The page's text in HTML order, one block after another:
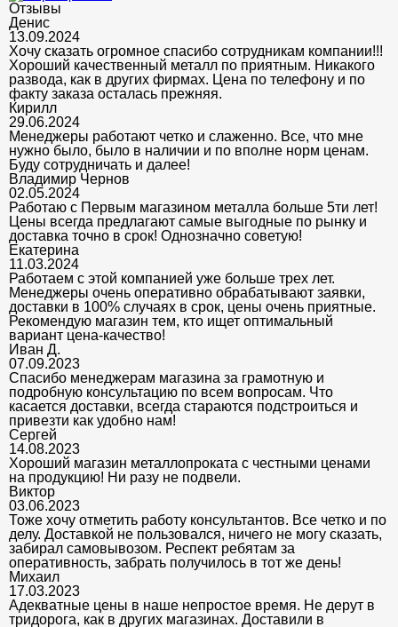
Отзывы
Денис
13.09.2024
Хочу сказать огромное спасибо сотрудникам компании!!!
Хороший качественный металл по приятным. Никакого
развода, как в других фирмах. Цена по телефону и по
факту заказа осталась прежняя.
Кирилл
29.06.2024
Менеджеры работают четко и слаженно. Все, что мне
нужно было, было в наличии и по вполне норм ценам.
Буду сотрудничать и далее!
Владимир Чернов
02.05.2024
Работаю с Первым магазином металла больше 5ти лет!
Цены всегда предлагают самые выгодные по рынку и
доставка точно в срок! Однозначно советую!
Екатерина
11.03.2024
Работаем с этой компанией уже больше трех лет.
Менеджеры очень оперативно обрабатывают заявки,
доставки в 100% случаях в срок, цены очень приятные.
Рекомендую магазин тем, кто ищет оптимальный
вариант цена-качество!
Иван Д.
07.09.2023
Спасибо менеджерам магазина за грамотную и
подробную консультацию по всем вопросам. Что
касается доставки, всегда стараются подстроиться и
привезти как удобно нам!
Сергей
14.08.2023
Хороший магазин металлопроката с честными ценами
на продукцию! Ни разу не подвели.
Виктор
03.06.2023
Тоже хочу отметить работу консультантов. Все четко и по
делу. Доставкой не пользовался, ничего не могу сказать,
забирал самовывозом. Респект ребятам за
оперативность, забрать получилось в тот же день!
Михаил
17.03.2023
Адекватные цены в наше непростое время. Не дерут в
тридорога, как в других магазинах. Доставили в